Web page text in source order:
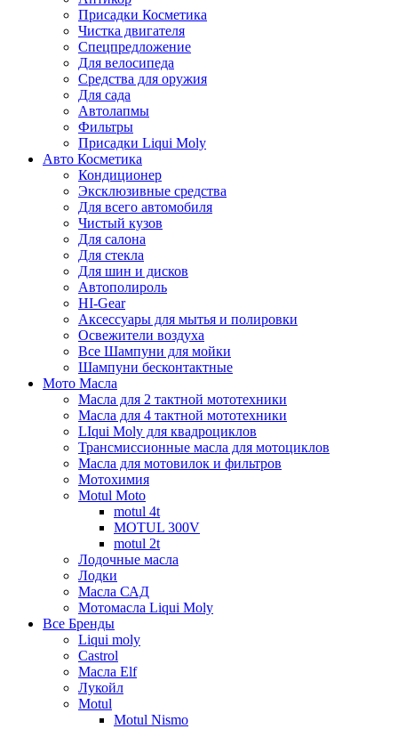
Присадки Косметика
Чистка двигателя
Спецпредложение
Для велосипеда
Средства для оружия
Для сада
Автолапмы
Фильтры
Присадки Liqui Moly
Авто Косметика
Кондиционер
Эксклюзивные средства
Для всего автомобиля
Чистый кузов
Для салона
Для стекла
Для шин и дисков
Автополироль
HI-Gear
Аксессуары для мытья и полировки
Освежители воздуха
Все Шампуни для мойки
Шампуни бесконтактные
Мото Масла
Масла для 2 тактной мототехники
Масла для 4 тактной мототехники
LIqui Moly для квадроциклов
Трансмиссионные масла для мотоциклов
Масла для мотовилок и фильтров
Мотохимия
Motul Moto
motul 4t
MOTUL 300V
motul 2t
Лодочные масла
Лодки
Масла САД
Мотомасла Liqui Moly
Все Бренды
Liqui moly
Castrol
Масла Elf
Лукойл
Motul
Motul Nismo